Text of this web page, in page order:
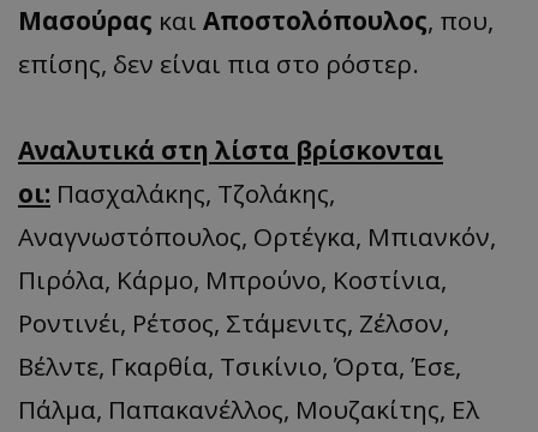
Μασούρας και Αποστολόπουλος, που,
επίσης, δεν είναι πια στο ρόστερ.
Αναλυτικά στη λίστα βρίσκονται
οι: Πασχαλάκης, Τζολάκης,
Αναγνωστόπουλος, Ορτέγκα, Μπιανκόν,
Πιρόλα, Κάρμο, Μπρούνο, Κοστίνια,
Ροντινέι, Ρέτσος, Στάμενιτς, Ζέλσον,
Βέλντε, Γκαρθία, Τσικίνιο, Όρτα, Έσε,
Πάλμα, Παπακανέλλος, Μουζακίτης, Ελ